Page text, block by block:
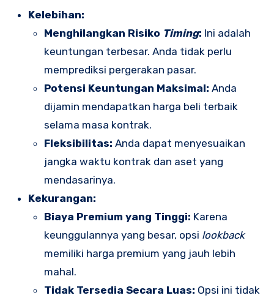
Kelebihan:
Menghilangkan Risiko Timing: Ini adalah
keuntungan terbesar. Anda tidak perlu
memprediksi pergerakan pasar.
Potensi Keuntungan Maksimal: Anda
dijamin mendapatkan harga beli terbaik
selama masa kontrak.
Fleksibilitas: Anda dapat menyesuaikan
jangka waktu kontrak dan aset yang
mendasarinya.
Kekurangan:
Biaya Premium yang Tinggi: Karena
keunggulannya yang besar, opsi lookback
memiliki harga premium yang jauh lebih
mahal.
Tidak Tersedia Secara Luas: Opsi ini tidak